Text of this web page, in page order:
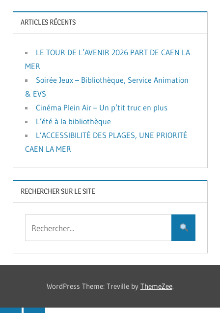
ARTICLES RÉCENTS
LE TOUR DE L’AVENIR 2026 PART DE CAEN LA
MER
Soirée Jeux – Bibliothèque, Service Animation
& EVS
Cinéma Plein Air – Un p’tit truc en plus
L’été à la bibliothèque
L’ACCESSIBILITÉ DES PLAGES, UNE PRIORITÉ
CAEN LA MER
RECHERCHER SUR LE SITE
WordPress Theme: Treville by ThemeZee.